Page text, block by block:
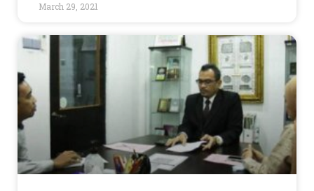
March 29, 2021